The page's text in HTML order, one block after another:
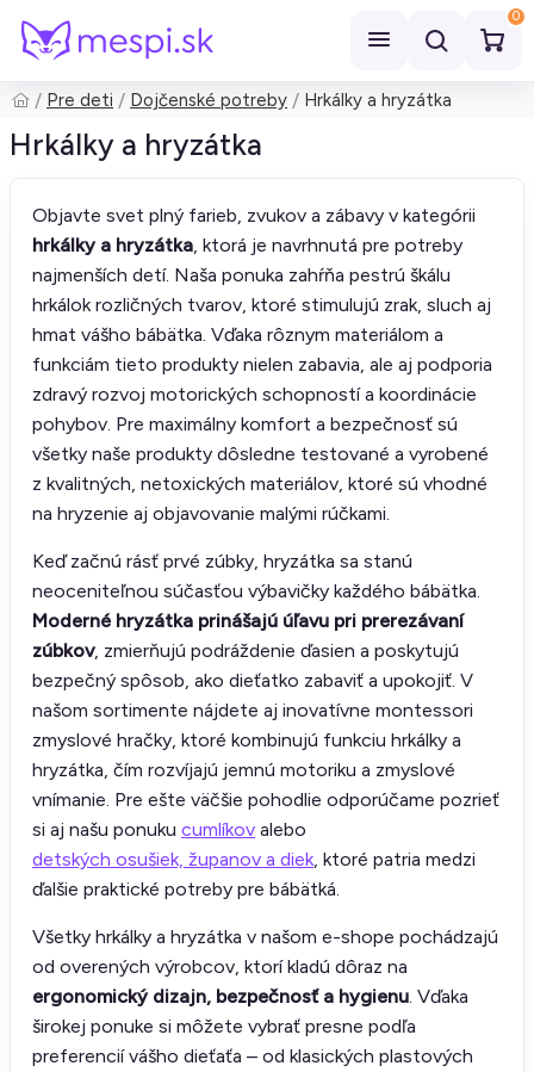
0
Hľadať
Pre deti Dojčenské potreby Hrkálky a hryzátka
Hrkálky a hryzátka
Objavte svet plný farieb, zvukov a zábavy v kategórii
hrkálky a hryzátka, ktorá je navrhnutá pre potreby
najmenších detí. Naša ponuka zahŕňa pestrú škálu
hrkálok rozličných tvarov, ktoré stimulujú zrak, sluch aj
hmat vášho bábätka. Vďaka rôznym materiálom a
funkciám tieto produkty nielen zabavia, ale aj podporia
zdravý rozvoj motorických schopností a koordinácie
pohybov. Pre maximálny komfort a bezpečnosť sú
všetky naše produkty dôsledne testované a vyrobené
z kvalitných, netoxických materiálov, ktoré sú vhodné
na hryzenie aj objavovanie malými rúčkami.
Keď začnú rásť prvé zúbky, hryzátka sa stanú
neoceniteľnou súčasťou výbavičky každého bábätka.
Moderné hryzátka prinášajú úľavu pri prerezávaní
zúbkov, zmierňujú podráždenie ďasien a poskytujú
bezpečný spôsob, ako dieťatko zabaviť a upokojiť. V
našom sortimente nájdete aj inovatívne montessori
zmyslové hračky, ktoré kombinujú funkciu hrkálky a
hryzátka, čím rozvíjajú jemnú motoriku a zmyslové
vnímanie. Pre ešte väčšie pohodlie odporúčame pozrieť
si aj našu ponuku cumlíkov alebo
detských osušiek, županov a diek, ktoré patria medzi
ďalšie praktické potreby pre bábätká.
Všetky hrkálky a hryzátka v našom e-shope pochádzajú
od overených výrobcov, ktorí kladú dôraz na
ergonomický dizajn, bezpečnosť a hygienu. Vďaka
širokej ponuke si môžete vybrať presne podľa
preferencií vášho dieťaťa – od klasických plastových